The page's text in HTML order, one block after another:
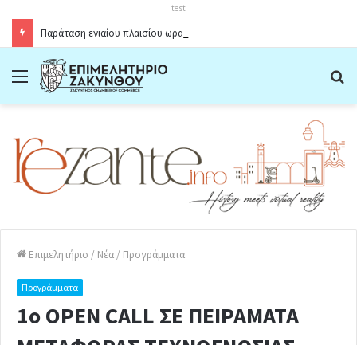
test
Menu
Επιμελητήριο / Νέα / Προγράμματα
Προγράμματα
1o OPEN CALL ΣΕ ΠΕΙΡΑΜΑΤΑ